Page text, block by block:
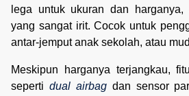
lega untuk ukuran dan harganya,
yang sangat irit. Cocok untuk
antar-jemput anak sekolah, atau
Meskipun harganya terjangkau,
seperti dual airbagdan sensor